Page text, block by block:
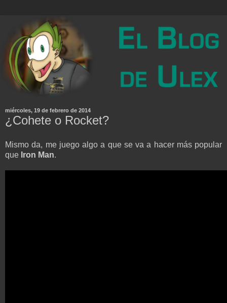
miércoles, 19 de febrero de 2014
¿Cohete o Rocket?
Mismo da, me juego algo a que se va a hacer más popular
que Iron Man.